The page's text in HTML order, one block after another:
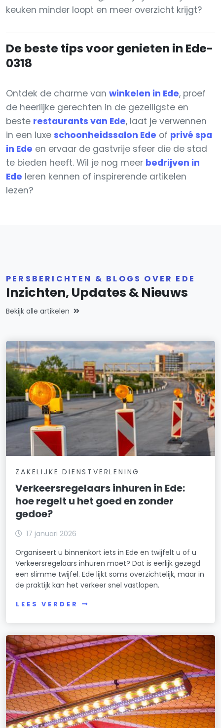
keuken minder loopt en meer overzicht krijgt?
De beste tips voor genieten in Ede-
0318
Ontdek de charme van winkelen in Ede, proef
de heerlijke gerechten in de gezelligste en
beste restaurants van Ede, laat je verwennen
in een luxe schoonheidssalon Ede of privé spa
in Ede en ervaar de gastvrije sfeer die de stad
te bieden heeft. Wil je nog meer bedrijven in
Ede leren kennen of inspirerende artikelen
lezen?
PERSBERICHTEN & BLOGS OVER EDE
Inzichten, Updates & Nieuws
Bekijk alle artikelen
ZAKELIJKE DIENSTVERLENING
Verkeersregelaars inhuren in Ede:
hoe regelt u het goed en zonder
gedoe?
17 januari 2026
Organiseert u binnenkort iets in Ede en twijfelt u of u
Verkeersregelaars inhuren moet? Dat is eerlijk gezegd
een slimme twijfel. Ede lijkt soms overzichtelijk, maar in
de praktijk kan het verkeer snel vastlopen.
LEES VERDER